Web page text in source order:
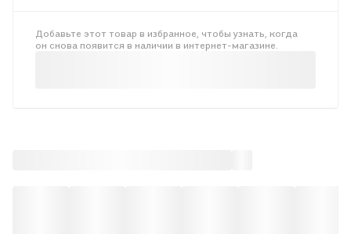
использованию в общеобразовательных организациях.
Добавьте этот товар в избранное, чтобы узнать, когда
он снова появится в наличии в интернет-магазине.